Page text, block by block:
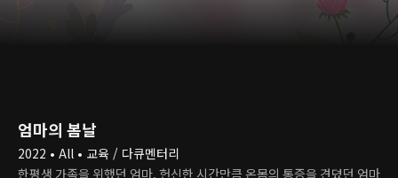
엄마의 봄날
2022 • All • 교육 / 다큐멘터리
한평생 가족을 위했던 엄마. 헌신한 시간만큼 온몸의 통증을 견뎠던 엄마